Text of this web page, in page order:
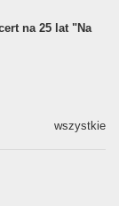
na 25 lat "Na
wszystkie